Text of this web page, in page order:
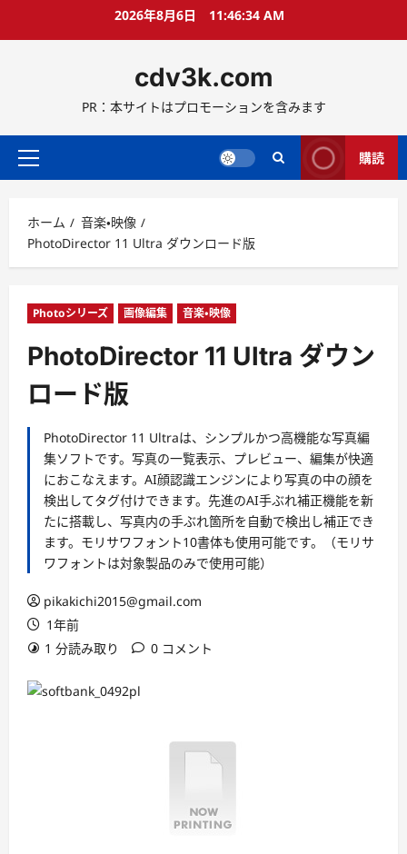
ス
ッ
2026年8月6日 11:46:35 AM
cdv3k.com
PR：本サイトはプロモーションを含みます
メ
メ
ニ
ュ
購読
ホーム
音楽・映像
PhotoDirector 11 Ultra ダウンロード版
Photoシリーズ 画像編集 音楽・映像
PhotoDirector 11 Ultra ダウン
ロード版
PhotoDirector 11 Ultraは、シンプルかつ高機能な写真編
集ソフトです。写真の一覧表示、プレビュー、編集が快適
におこなえます。AI顔認識エンジンにより写真の中の顔を
検出してタグ付けできます。先進のAI手ぶれ補正機能を新
たに搭載し、写真内の手ぶれ箇所を自動で検出し補正でき
ます。モリサワフォント10書体も使用可能です。（モリサ
ワフォントは対象製品のみで使用可能）
pikakichi2015@gmail.com
1年前
1 分読み取り
0 コメント